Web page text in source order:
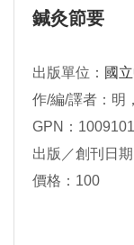
鍼灸節要
出版單位： 國
作/編/譯者：明
GPN：
出版／創刊日
價格：100